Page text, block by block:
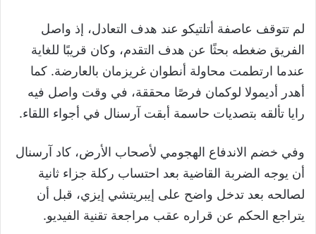
لم تتوقف عاصفة أتلتيكو عند هدف التعادل، إذ واصل
الفريق ضغطه بحثًا عن هدف التقدم، وكان قريبًا للغاية
عندما ارتطمت محاولة أنطوان غريزمان بالعارضة. كما
أهدر أديمولا لوكمان فرصًا محققة، في وقت واصل فيه
رايا تألقه بتصديات حاسمة أبقت آرسنال في أجواء اللقاء.
وفي خضم الاندفاع الهجومي لأصحاب الأرض، كاد آرسنال
أن يوجه الضربة القاضية بعد احتساب ركلة جزاء ثانية
لصالحه بعد تدخل واضح على إيبريتشي إيزي، قبل أن
يتراجع الحكم عن قراره عقب مراجعة تقنية الفيديو.